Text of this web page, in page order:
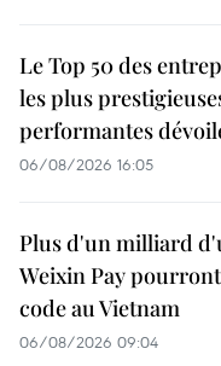
Le Top 50 des
les plus
performantes
06/08/2026 16:05
Plus d'un milliard
Weixin Pay
code au Vietnam
06/08/2026 09:04